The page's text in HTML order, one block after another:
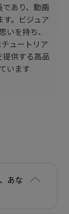
あり、動画
。ビジュア
を持ち、
ュートリア
供する高品
います
あな